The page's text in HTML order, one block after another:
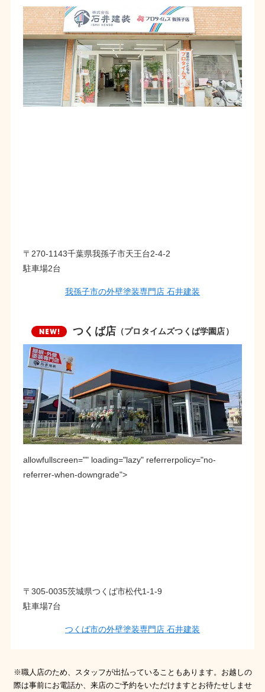
〒270-1143千葉県我孫子市天王台2-4-2
駐車場2台
我孫子市の外壁塗装専門店 石井建装
つくば店 （プロタイムズつくば学園店）
allowfullscreen="" loading="lazy" referrerpolicy="no-
referrer-when-downgrade">
〒305-0035茨城県つくば市松代1-1-9
駐車場7台
つくば市の外壁塗装専門店 石井建装
※職人店のため、スタッフが出払っていることもあります。お越しの
際は事前にお電話か、来店のご予約をいただけますとお待たせしませ